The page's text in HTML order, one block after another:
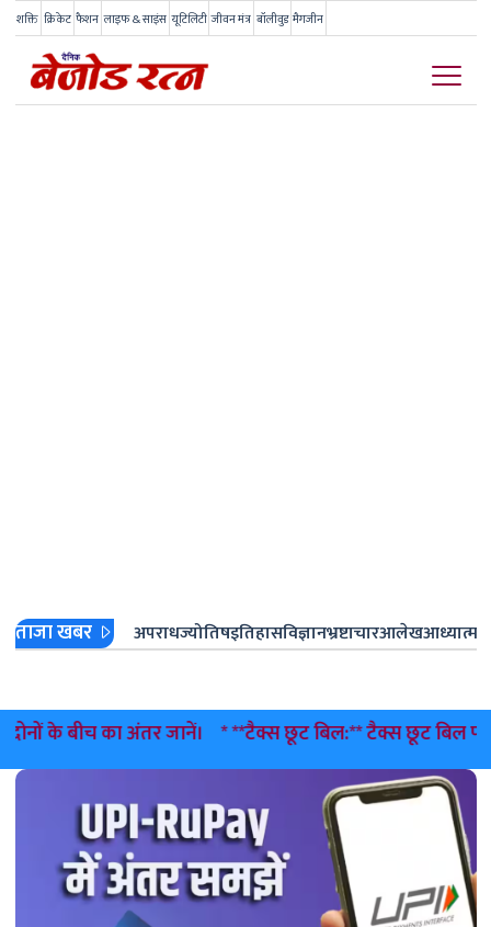
शक्ति क्रिकेट फैशन लाइफ & साइंस यूटिलिटी जीवन मंत्र बॉलीवुड मैगजीन
ताजा खबर अपराधज्योतिषइतिहासविज्ञानभ्रष्टाचारआलेखआध्यात्म
का अंतर जानें। * **टैक्स छूट बिल:** टैक्स छूट बिल पास; रुपया